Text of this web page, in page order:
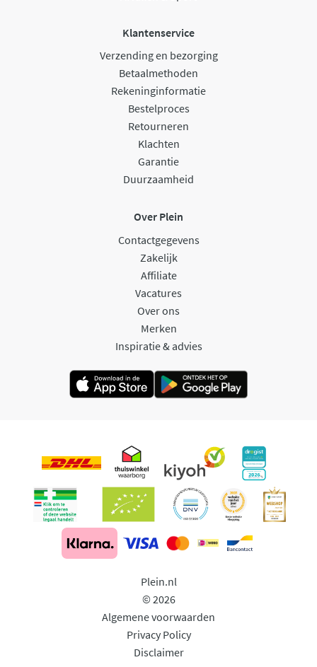
Klantenservice
Verzending en bezorging
Betaalmethoden
Rekeninginformatie
Bestelproces
Retourneren
Klachten
Garantie
Duurzaamheid
Over Plein
Contactgegevens
Zakelijk
Affiliate
Vacatures
Over ons
Merken
Inspiratie & advies
Plein.nl
© 2026
Algemene voorwaarden
Privacy Policy
Disclaimer